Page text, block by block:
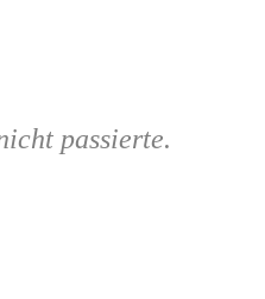
passierte.